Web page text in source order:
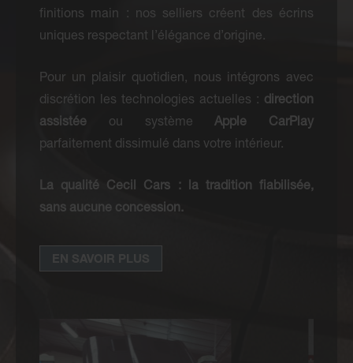
finitions main : nos selliers créent des écrins
uniques respectant l’élégance d’origine.
Pour un plaisir quotidien, nous intégrons avec
discrétion les technologies actuelles : direction
assistée ou systèmeApple CarPlay
parfaitement dissimulé dans votre intérieur.
La qualité Cecil Cars : la tradition fiabilisée,
sans aucune concession.